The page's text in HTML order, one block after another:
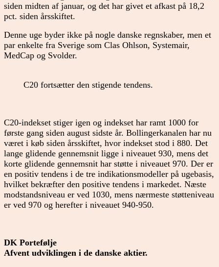
siden midten af januar, og det har givet et afkast på 18,2
pct. siden årsskiftet.
Denne uge byder ikke på nogle danske regnskaber, men et
par enkelte fra Sverige som Clas Ohlson, Systemair,
MedCap og Svolder.
C20 fortsætter den stigende tendens.
C20-indekset stiger igen og indekset har ramt 1000 for
første gang siden august sidste år. Bollingerkanalen har nu
været i køb siden årsskiftet, hvor indekset stod i 880. Det
lange glidende gennemsnit ligge i niveauet 930, mens det
korte glidende gennemsnit har støtte i niveauet 970. Der er
en positiv tendens i de tre indikationsmodeller på ugebasis,
hvilket bekræfter den positive tendens i markedet. Næste
modstandsniveau er ved 1030, mens nærmeste støtteniveau
er ved 970 og herefter i niveauet 940-950.
DK Portefølje
Afvent udviklingen i de danske aktier.